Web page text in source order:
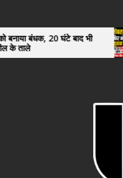
the
content
घंटे बाद भी